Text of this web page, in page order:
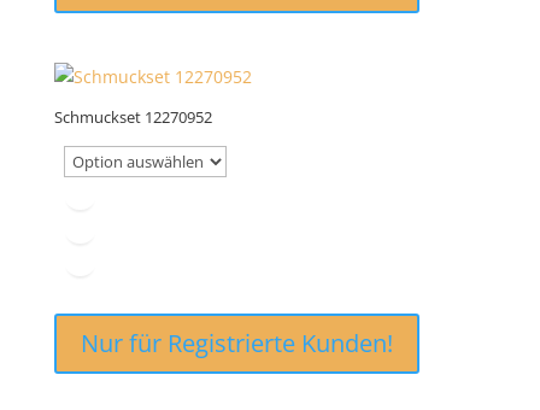
Schmuckset 12270952
Nur für Registrierte Kunden!